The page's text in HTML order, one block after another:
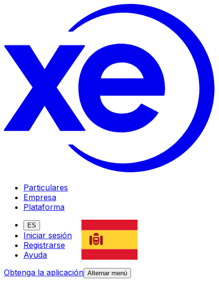
Particulares
Empresa
Plataforma
ES
Iniciar sesión
Registrarse
Ayuda
Obtenga la aplicación Alternar menú